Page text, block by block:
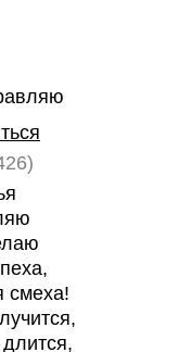
смеха!